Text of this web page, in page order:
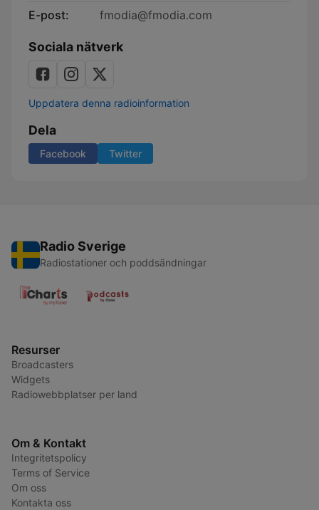
E-post:
fmodia@fmodia.com
Sociala nätverk
Uppdatera denna radioinformation
Dela
Facebook Twitter
Radio Sverige
Radiostationer och poddsändningar
Resurser
Broadcasters
Widgets
Radiowebbplatser per land
Om & Kontakt
Integritetspolicy
Terms of Service
Om oss
Kontakta oss